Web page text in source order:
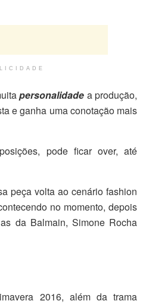
personalidade a produção,
e ganha uma conotação mais
pode ficar over, até
peça volta ao cenário fashion
no momento, depois
da Balmain, Simone Rocha
2016, além da trama